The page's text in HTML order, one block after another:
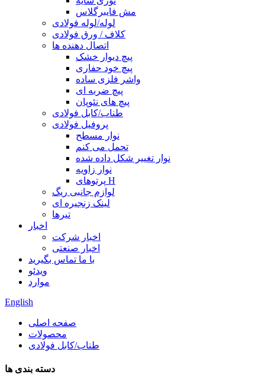
مش فایبرگلاس
لوله/لوله فولادی
کلاف / ورق فولادی
اتصال دهنده ها
پیچ دیوار خشک
پیچ خود حفاری
واشر فلزی ساده
پیچ ضربه ای
پیچ های نئوپان
طناب/کابل فولادی
پروفیل فولادی
نوار مسطح
تحمل می کنم
نوار تغییر شکل داده شده
نوار زاویه
پرتوهای H
لوازم جانبی ریگ
لینک زنجیره ای
تیرها
اخبار
اخبار شرکت
اخبار صنعتی
با ما تماس بگیرید
ویدئو
موارد
English
صفحه اصلی
محصولات
طناب/کابل فولادی
دسته بندی ها